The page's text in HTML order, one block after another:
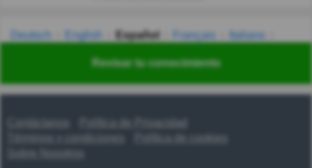
Revisar tu conocimiento
Deutsch English Español Français
Italiano
Українська हिन्दी 한국어 汉语
Contáctanos
Política de Privacidad
Términos y condiciones